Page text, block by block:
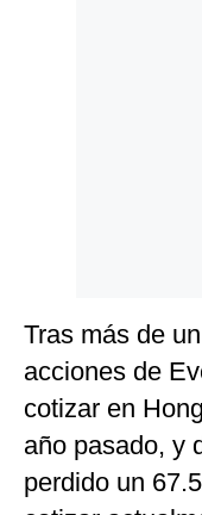
Tras más de
acciones de
cotizar en
año pasado, y
perdido un